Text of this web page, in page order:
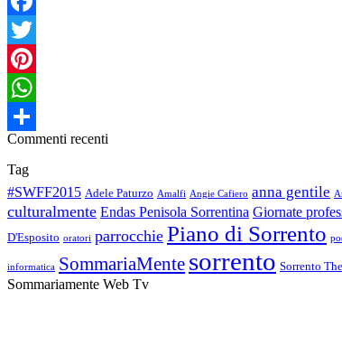
Facebook
Twitter
Pinterest
WhatsApp
Condividi
Commenti recenti
Tag
#SWFF2015 Adele Paturzo Amalfi Angie Cafiero anna gentile
culturalmente Endas Penisola Sorrentina Giornate
D'Esposito oratori parrocchie Piano di Sorrento
informatica SommariaMente sorrento Sorrento
Sommariamente Web Tv